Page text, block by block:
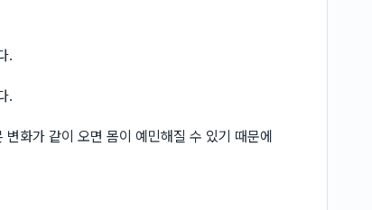
.
.
화가 같이 오면 몸이 예민해질 수 있기 때문에